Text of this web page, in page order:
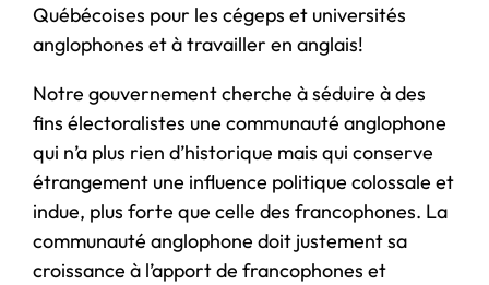
Québécoises pour les cégeps et universités
anglophones et à travailler en anglais!
Notre gouvernement cherche à séduire à des
fins électoralistes une communauté anglophone
qui n’a plus rien d’historique mais qui conserve
étrangement une influence politique colossale et
indue, plus forte que celle des francophones. La
communauté anglophone doit justement sa
croissance à l’apport de francophones et